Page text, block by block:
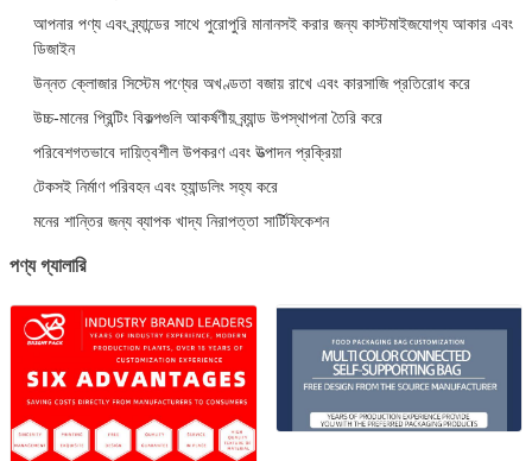
আপনার পণ্য এবং ব্র্যান্ডের সাথে পুরোপুরি মানানসই করার জন্য কাস্টমাইজযোগ্য আকার এবং
ডিজাইন
উন্নত ক্লোজার সিস্টেম পণ্যের অখণ্ডতা বজায় রাখে এবং কারসাজি প্রতিরোধ করে
উচ্চ-মানের প্রিন্টিং বিকল্পগুলি আকর্ষণীয় ব্র্যান্ড উপস্থাপনা তৈরি করে
পরিবেশগতভাবে দায়িত্বশীল উপকরণ এবং উত্পাদন প্রক্রিয়া
টেকসই নির্মাণ পরিবহন এবং হ্যান্ডলিং সহ্য করে
মনের শান্তির জন্য ব্যাপক খাদ্য নিরাপত্তা সার্টিফিকেশন
পণ্য গ্যালারি